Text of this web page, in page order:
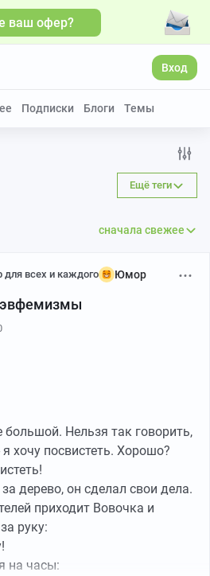
ваш офер?
Вход
Подписки Блоги Темы
Ещё теги
сначала свежее
всех и каждого Юмор
эвфемизмы
Нельзя так говорить,
хочу посвистеть. Хорошо?
дерево, он сделал свои дела.
приходит Вовочка и
руку:
на часы:
Больше видео